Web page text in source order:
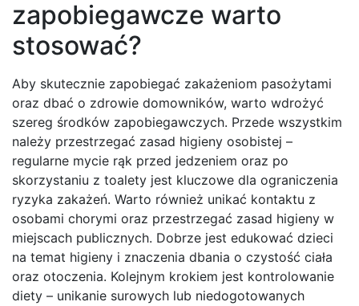
zapobiegawcze warto
stosować?
Aby skutecznie zapobiegać zakażeniom pasożytami
oraz dbać o zdrowie domowników, warto wdrożyć
szereg środków zapobiegawczych. Przede wszystkim
należy przestrzegać zasad higieny osobistej –
regularne mycie rąk przed jedzeniem oraz po
skorzystaniu z toalety jest kluczowe dla ograniczenia
ryzyka zakażeń. Warto również unikać kontaktu z
osobami chorymi oraz przestrzegać zasad higieny w
miejscach publicznych. Dobrze jest edukować dzieci
na temat higieny i znaczenia dbania o czystość ciała
oraz otoczenia. Kolejnym krokiem jest kontrolowanie
diety – unikanie surowych lub niedogotowanych